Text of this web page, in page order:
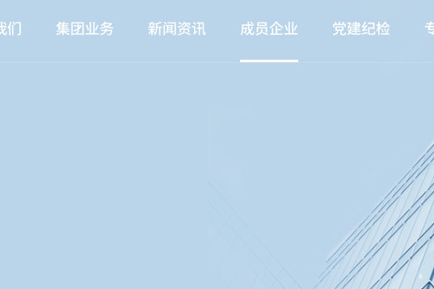
们 集团业务 新闻资讯 成员企业 党建纪检